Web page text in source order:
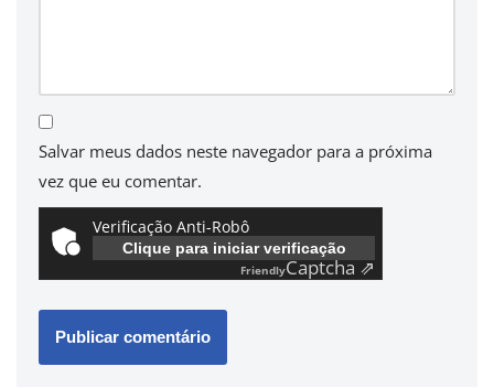
Salvar meus dados neste navegador para a próxima
vez que eu comentar.
Verificação Anti-Robô
Clique para iniciar verificação
FriendlyCaptcha ⇗